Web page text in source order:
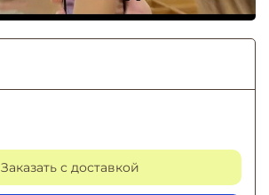
Заказать с доставкой